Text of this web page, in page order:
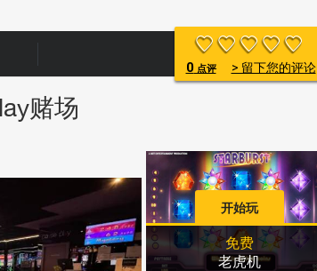
0点评 > 留下您的评论
赌场
免费
老虎机
开始玩